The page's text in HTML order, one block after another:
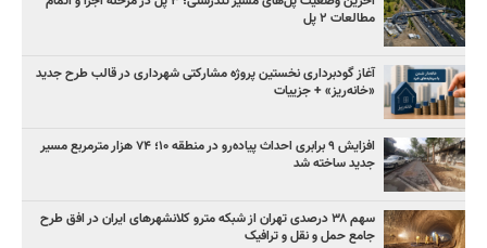
مطالعات ۲ پل
آغاز گودبرداری نخستین پروژه مشارکتی شهرداری در قالب طرح جدید
«خانه‌ریز» + جزییات
افزایش ۹ برابری احداث پیاده‌رو در منطقه ۱۰؛ ۷۴ هزار مترمربع مسیر
جدید ساخته شد
سهم ۳۸ درصدی تهران از شبکه مترو کلانشهرهای ایران در افق طرح
جامع حمل و نقل و ترافیک